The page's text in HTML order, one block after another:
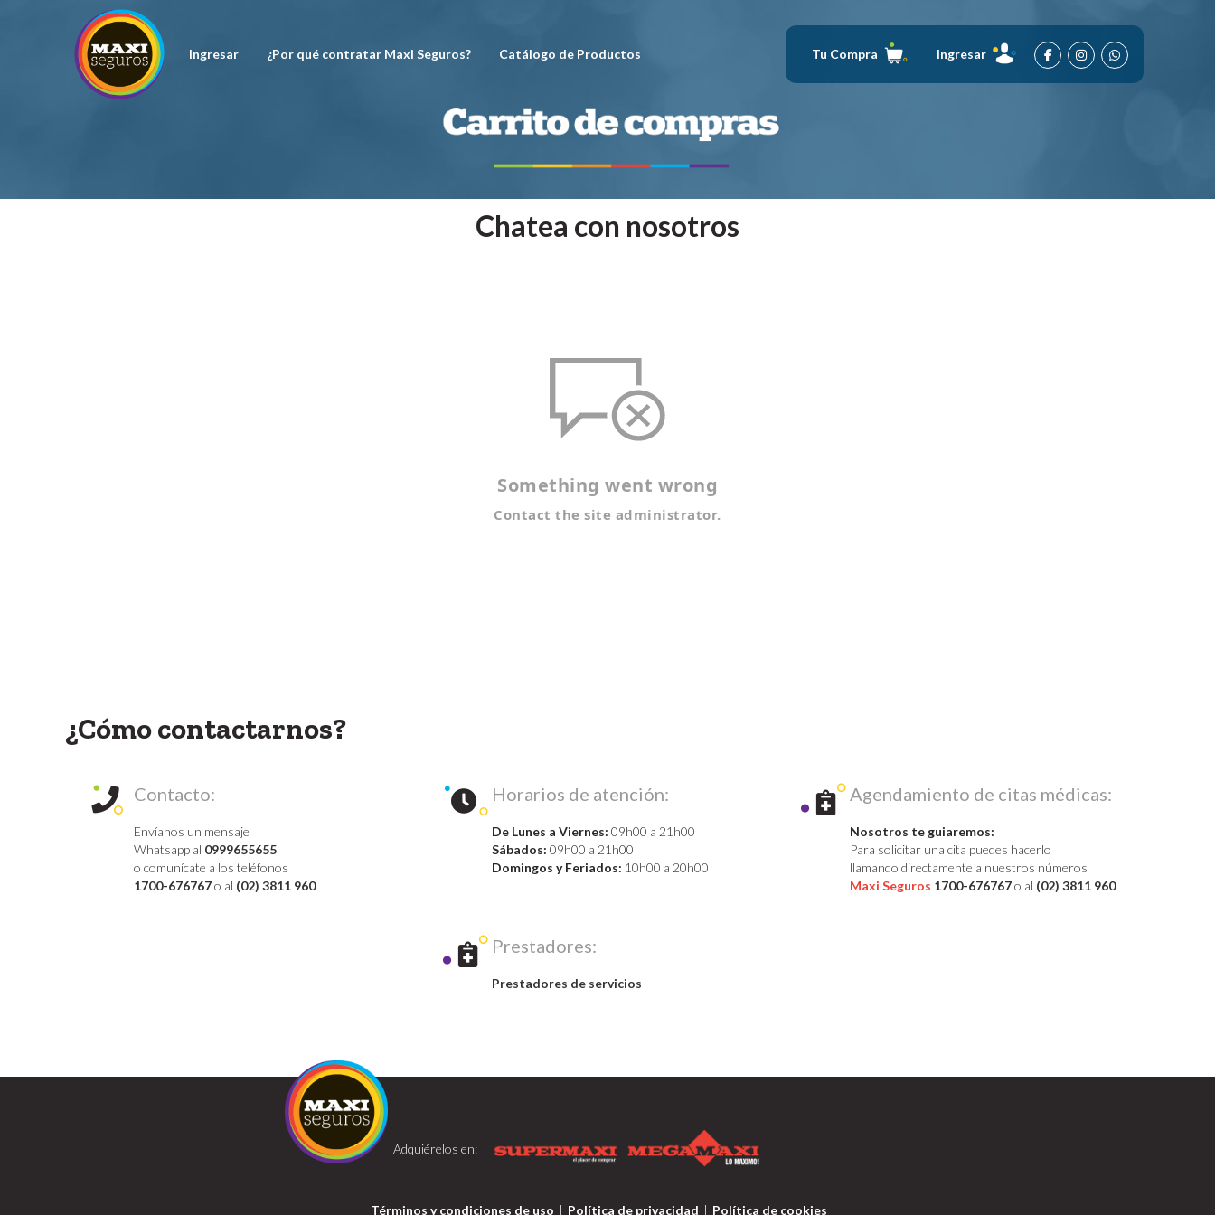
Ingresar ¿Por qué contratar Maxi Seguros? Catálogo de Productos Tu Compra Ingresar
Chatea con nosotros
¿Cómo contactarnos?
Contacto:
Envíanos un mensaje
Whatsapp al 0999655655
o comunícate a los teléfonos
1700-676767o al (02) 3811 960
Horarios de atención:
De Lunes a Viernes: 09h00 a 21h00
Sábados: 09h00 a 21h00
Domingos y Feriados: 10h00 a 20h00
Agendamiento de citas médicas:
Nosotros te guiaremos:
Para solicitar una cita puedes hacerlo
llamando directamente a nuestros números
Maxi Seguros 1700-676767o al (02) 3811 960
Prestadores:
Prestadores de servicios
Adquiérelos en:
Términos y condiciones de uso | Política de privacidad | Política de cookies